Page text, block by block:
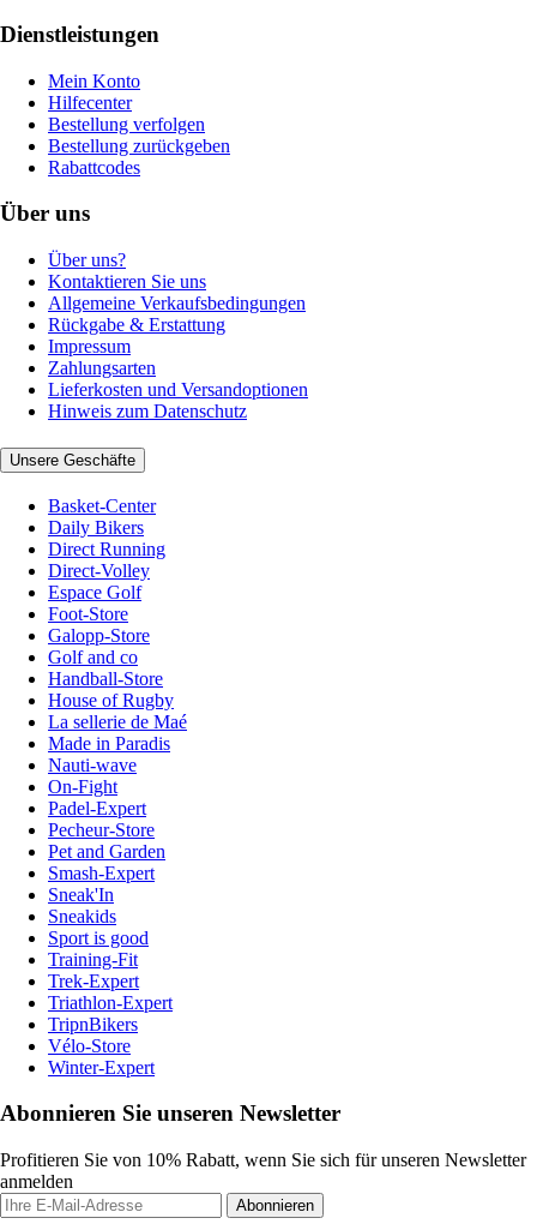
Dienstleistungen
Mein Konto
Hilfecenter
Bestellung verfolgen
Bestellung zurückgeben
Rabattcodes
Über uns
Über uns?
Kontaktieren Sie uns
Allgemeine Verkaufsbedingungen
Rückgabe & Erstattung
Impressum
Zahlungsarten
Lieferkosten und Versandoptionen
Hinweis zum Datenschutz
Unsere Geschäfte
Basket-Center
Daily Bikers
Direct Running
Direct-Volley
Espace Golf
Foot-Store
Galopp-Store
Golf and co
Handball-Store
House of Rugby
La sellerie de Maé
Made in Paradis
Nauti-wave
On-Fight
Padel-Expert
Pecheur-Store
Pet and Garden
Smash-Expert
Sneak'In
Sneakids
Sport is good
Training-Fit
Trek-Expert
Triathlon-Expert
TripnBikers
Vélo-Store
Winter-Expert
Abonnieren Sie unseren Newsletter
Profitieren Sie von 10% Rabatt, wenn Sie sich für unseren Newsletter
anmelden
Abonnieren